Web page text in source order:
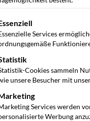
eine Liste der Service-
Services
Cookies sammeln
unsere Besucher mit
Services werden
Werbung